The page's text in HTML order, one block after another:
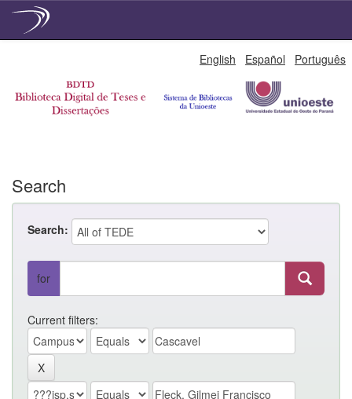
English Español Português
Search
Search:
for
Current filters: